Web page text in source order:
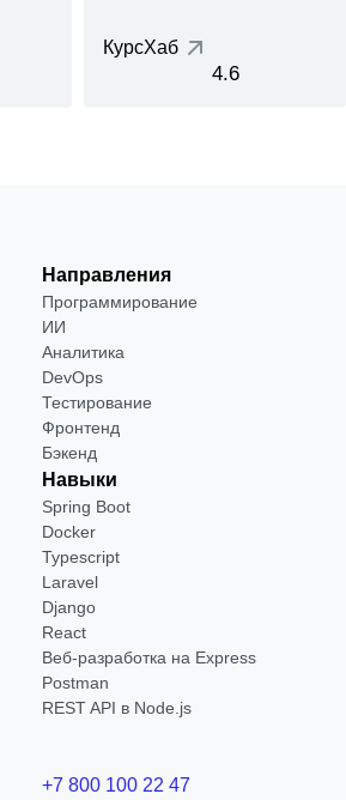
КурсХаб
4.6
Направления
Программирование
ИИ
Аналитика
DevOps
Тестирование
Фронтенд
Бэкенд
Навыки
Spring Boot
Docker
Typescript
Laravel
Django
React
Веб-разработка на Express
Postman
REST API в Node.js
+7 800 100 22 47